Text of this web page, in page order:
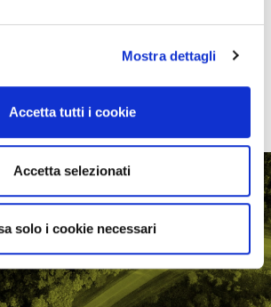
Mostra dettagli
Accetta tutti i cookie
Accetta selezionati
solo i cookie necessari